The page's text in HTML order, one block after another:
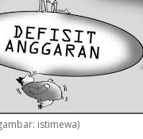
a
m
P
e
n
c
i
r
istimewa)